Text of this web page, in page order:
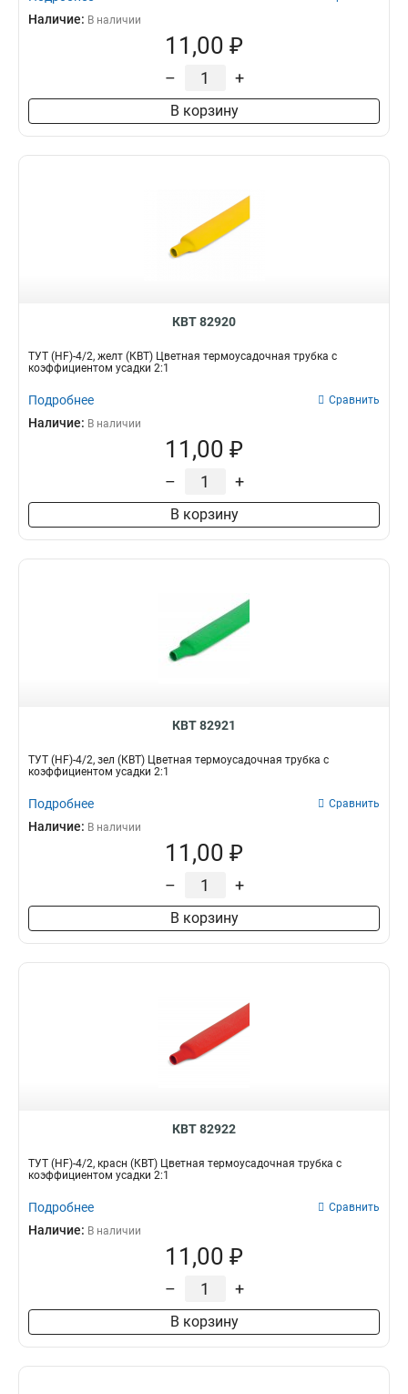
Наличие: В наличии
11,00 ₽
– +
В корзину
КВТ 82920
ТУТ (HF)-4/2, желт (КВТ) Цветная термоусадочная трубка с
коэффициентом усадки 2:1
Подробнее Сравнить
Наличие: В наличии
11,00 ₽
– +
В корзину
КВТ 82921
ТУТ (HF)-4/2, зел (КВТ) Цветная термоусадочная трубка с
коэффициентом усадки 2:1
Подробнее Сравнить
Наличие: В наличии
11,00 ₽
– +
В корзину
КВТ 82922
ТУТ (HF)-4/2, красн (КВТ) Цветная термоусадочная трубка с
коэффициентом усадки 2:1
Подробнее Сравнить
Наличие: В наличии
11,00 ₽
– +
В корзину